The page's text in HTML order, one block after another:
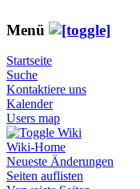
Menü
Startseite
Suche
Kontaktiere uns
Kalender
Users map
Wiki
Wiki-Home
Neueste Änderungen
Seiten auflisten